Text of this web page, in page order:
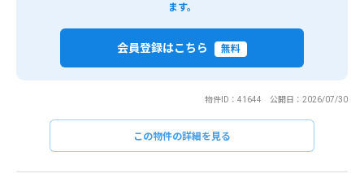
ます。
会員登録はこちら 無料
物件ID：41644 公開日：2026/07/30
この物件の詳細を見る